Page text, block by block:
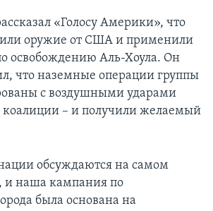
«Голосу Америки», что
оружие от США и применили
освобождению Аль-Хоула. Он
что наземные операции группы
с воздушными ударами
– и получили желаемый
обсуждаются на самом
и наша кампания по
была основана на